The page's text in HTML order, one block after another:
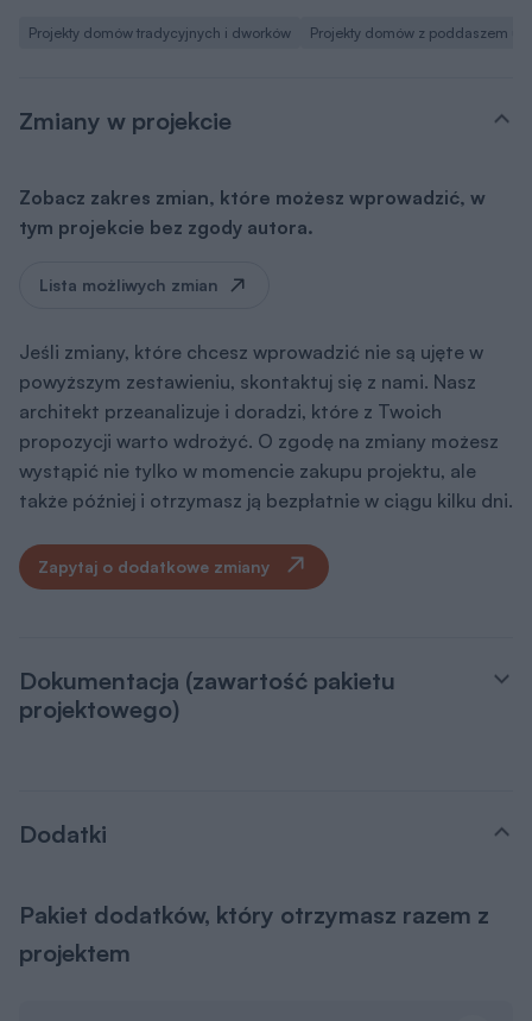
Projekty domów tradycyjnych i dworków Projekty domów z poddaszem
Zmiany w projekcie
Zobacz zakres zmian, które możesz wprowadzić, w
tym projekcie bez zgody autora.
Lista możliwych zmian
Jeśli zmiany, które chcesz wprowadzić nie są ujęte w
powyższym zestawieniu, skontaktuj się z nami. Nasz
architekt przeanalizuje i doradzi, które z Twoich
propozycji warto wdrożyć. O zgodę na zmiany możesz
wystąpić nie tylko w momencie zakupu projektu, ale
także później i otrzymasz ją bezpłatnie w ciągu kilku dni.
Zapytaj o dodatkowe zmiany
Dokumentacja (zawartość pakietu
projektowego)
Dodatki
Pakiet dodatków, który otrzymasz razem z
projektem